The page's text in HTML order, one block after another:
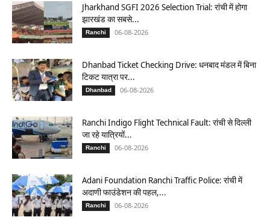
Jharkhand SGFI 2026 Selection Trial: रांची में होगा
झारखंड का सबसे...
Ranchi 06-08-2026
Dhanbad Ticket Checking Drive: धनबाद मंडल में बिना
टिकट यात्रा पर...
Dhanbad 06-08-2026
Ranchi Indigo Flight Technical Fault: रांची से दिल्ली
जा रहे यात्रियों...
Ranchi 06-08-2026
Adani Foundation Ranchi Traffic Police: रांची में
अदाणी फाउंडेशन की पहल,...
Ranchi 06-08-2026